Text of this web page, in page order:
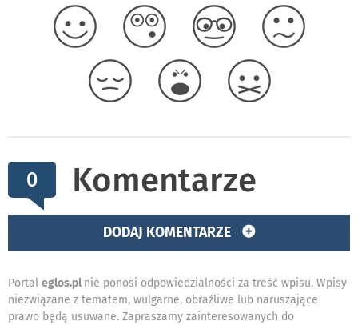
0 Komentarze
DODAJ KOMENTARZE
Portal eglos.pl nie ponosi odpowiedzialności za treść wpisu. Wpisy
niezwiązane z tematem, wulgarne, obraźliwe lub naruszające
prawo będą usuwane. Zapraszamy zainteresowanych do